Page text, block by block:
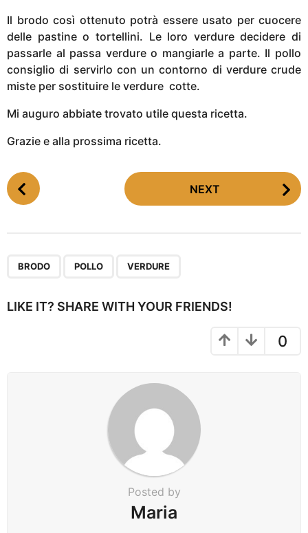
Il brodo così ottenuto potrà essere usato per cuocere
delle pastine o tortellini. Le loro verdure decidere di
passarle al passa verdure o mangiarle a parte. Il pollo
consiglio di servirlo con un contorno di verdure crude
miste per sostituire le verdure cotte.
Mi auguro abbiate trovato utile questa ricetta.
Grazie e alla prossima ricetta.
P
o
i
NEXT
BRODO POLLO VERDURE
LIKE IT? SHARE WITH YOUR FRIENDS!
0
Posted by
Maria